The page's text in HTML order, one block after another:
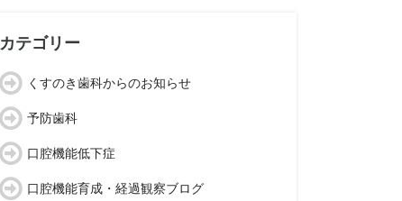
ブ
カテゴリー
くすのき歯科からのお知らせ
予防歯科
口腔機能低下症
口腔機能育成・経過観察ブログ